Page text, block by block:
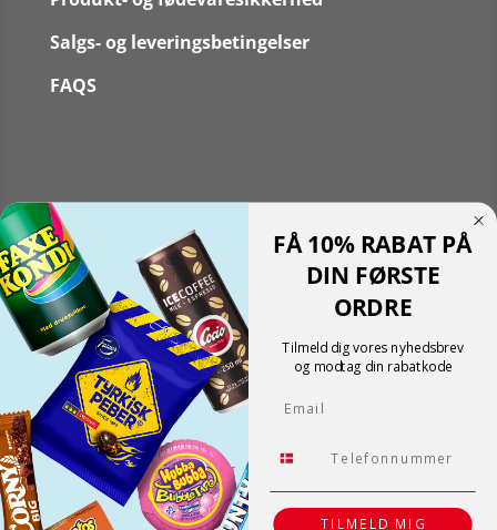
Salgs- og leveringsbetingelser
FAQS
Translate »
Powered by
Translate
Shopping cart0
Der er ingen produkter i kurven!
Fortsæt med at handle
FÅ 10% RABAT PÅ
DIN FØRSTE
ORDRE
Tilmeld dig vores nyhedsbrev
og modtag din rabatkode
Email
Tlf.
TILMELD MIG